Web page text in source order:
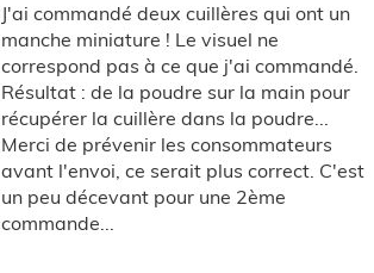
J'ai commandé deux cuillères qui ont un
manche miniature ! Le visuel ne
correspond pas à ce que j'ai commandé.
Résultat : de la poudre sur la main pour
récupérer la cuillère dans la poudre...
Merci de prévenir les consommateurs
avant l'envoi, ce serait plus correct. C'est
un peu décevant pour une 2ème
commande...